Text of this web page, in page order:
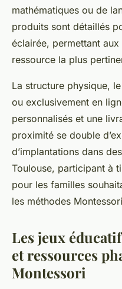
mathématiques ou de
produits sont détaillés
éclairée, permettant
ressource la plus
La structure physique,
ou exclusivement en
personnalisés et une
proximité se double
d’implantations dans
Toulouse, participant à
pour les familles
les méthodes
Les jeux
et ressources
Montessori